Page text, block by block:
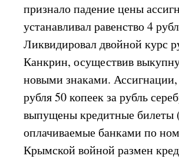
признало падение цены
устанавливал равенство 4
Ликвидировал двойной курс
Канкрин, осуществив
новыми знаками.
рубля 50 копеек за рубль
выпущены кредитные билеты
оплачиваемые банками по
Крымской войной размен